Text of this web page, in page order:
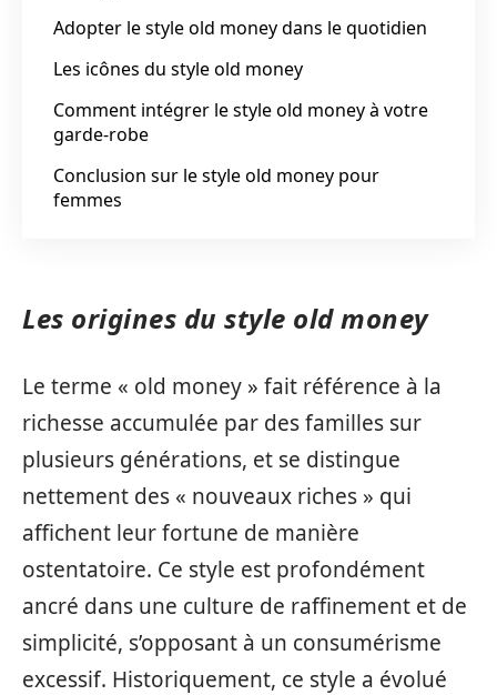
Adopter le style old money dans le quotidien
Les icônes du style old money
Comment intégrer le style old money à votre
garde-robe
Conclusion sur le style old money pour
femmes
Les origines du style old money
Le terme « old money » fait référence à la
richesse accumulée par des familles sur
plusieurs générations, et se distingue
nettement des « nouveaux riches » qui
affichent leur fortune de manière
ostentatoire. Ce style est profondément
ancré dans une culture de raffinement et de
simplicité, s’opposant à un consumérisme
excessif. Historiquement, ce style a évolué